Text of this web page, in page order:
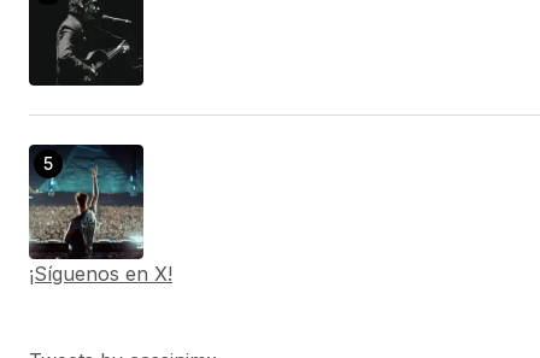
¡Síguenos en X!